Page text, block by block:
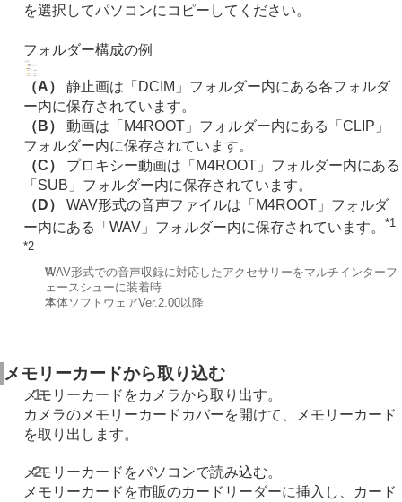
を選択してパソコンにコピーしてください。
フォルダー構成の例
（A）
静止画は「DCIM」フォルダー内にある各フォルダ
ー内に保存されています。
（B）
動画は「M4ROOT」フォルダー内にある「CLIP」
フォルダー内に保存されています。
（C）
プロキシー動画は「M4ROOT」フォルダー内にある
「SUB」フォルダー内に保存されています。
（D） WAV形式の音声ファイルは「M4ROOT」フォルダ
ー内にある「WAV」フォルダー内に保存されています。 *1
*2
*1
WAV形式での音声収録に対応したアクセサリーをマルチインターフ
ェースシューに装着時
*2
本体ソフトウェアVer.2.00以降
メモリーカードから取り込む
メモリーカードをカメラから取り出す。
カメラのメモリーカードカバーを開けて、メモリーカード
を取り出します。
メモリーカードをパソコンで読み込む。
メモリーカードを市販のカードリーダーに挿入し、カード